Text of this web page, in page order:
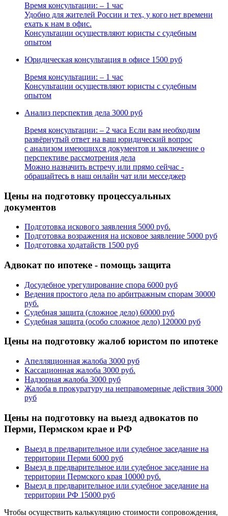
Время консультации: – 1 час
Удобно для жителей России и тех, у кого нет времени
ехать к нам в офис.
Консультации осуществляют юристы с судебным
опытом
Юридическая консультация в офисе 1500 руб
Время консультации: – 1 час
Консультации осуществляют юристы с судебным
опытом
Анализ перспектив дела 3000 руб
Время консультации: – 2 часа Если вам необходим
развёрнутый ответ на ваш юридический вопрос
с анализом имеющихся документов и заключение о
перспективе рассмотрения дела
Можно назначить встречу или прямо сейчас -
обращайтесь в наш онлайн чат или месседжер
Цены на подготовку процессуальных
документов
Подготовка искового заявления 5000 руб.
Подготовка возражения на исковое заявление 5000 руб
Подготовка ходатайств 1500 руб
Адвокат по ипотеке - помощь защита
Досудебное урегулирование спора 6000 руб
Ведения простого дела по арбитражным спорам 30000
руб.
Судебная защита (сложное дело) 60000 руб
Судебная защита (особо сложное дело) 120000 руб
Цены на подготовку жалоб юристом по ипотеке
Апелляционная жалоба 3000 руб
Кассационная жалоба 3000 руб.
Надзорная жалоба 3000 руб
Жалоба в прокуратуру на неправомерные действия 3000
руб
Цены на подготовку на выезд адвокатов по
Перми, Пермском крае и РФ
Выезд в предварительное или судебное заседание на
территории Перми 6000 руб
Выезд в предварительное или судебное заседание на
территории Пермского края 10000 руб.
Выезд в предварительное или судебное заседание на
территории РФ 15000 руб
Чтобы осуществить калькуляцию стоимости сопровождения,